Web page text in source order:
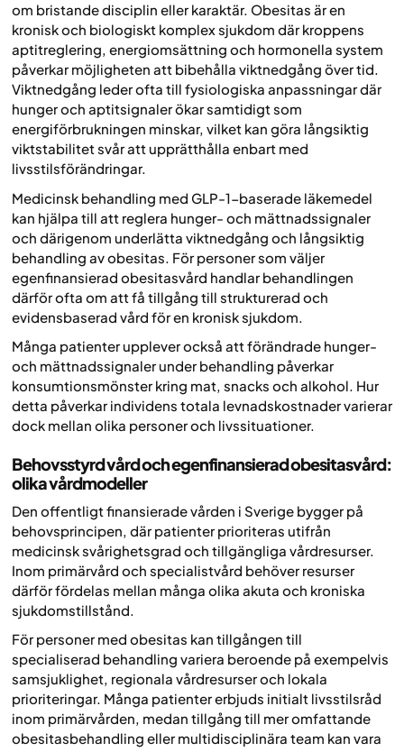
om bristande disciplin eller karaktär. Obesitas är en
kronisk och biologiskt komplex sjukdom där kroppens
aptitreglering, energiomsättning och hormonella system
påverkar möjligheten att bibehålla viktnedgång över tid.
Viktnedgång leder ofta till fysiologiska anpassningar där
hunger och aptitsignaler ökar samtidigt som
energiförbrukningen minskar, vilket kan göra långsiktig
viktstabilitet svår att upprätthålla enbart med
livsstilsförändringar.
Medicinsk behandling med GLP-1-baserade läkemedel
kan hjälpa till att reglera hunger- och mättnadssignaler
och därigenom underlätta viktnedgång och långsiktig
behandling av obesitas. För personer som väljer
egenfinansierad obesitasvård handlar behandlingen
därför ofta om att få tillgång till strukturerad och
evidensbaserad vård för en kronisk sjukdom.
Många patienter upplever också att förändrade hunger-
och mättnadssignaler under behandling påverkar
konsumtionsmönster kring mat, snacks och alkohol. Hur
detta påverkar individens totala levnadskostnader varierar
dock mellan olika personer och livssituationer.
Behovsstyrd vård och egenfinansierad obesitasvård:
olika vårdmodeller
Den offentligt finansierade vården i Sverige bygger på
behovsprincipen, där patienter prioriteras utifrån
medicinsk svårighetsgrad och tillgängliga vårdresurser.
Inom primärvård och specialistvård behöver resurser
därför fördelas mellan många olika akuta och kroniska
sjukdomstillstånd.
För personer med obesitas kan tillgången till
specialiserad behandling variera beroende på exempelvis
samsjuklighet, regionala vårdresurser och lokala
prioriteringar. Många patienter erbjuds initialt livsstilsråd
inom primärvården, medan tillgång till mer omfattande
obesitasbehandling eller multidisciplinära team kan vara